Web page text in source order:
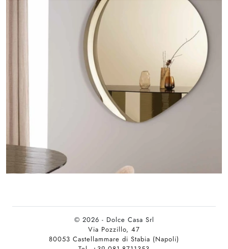
© 2026 - Dolce Casa Srl
Via Pozzillo, 47
80053 Castellammare di Stabia (Napoli)